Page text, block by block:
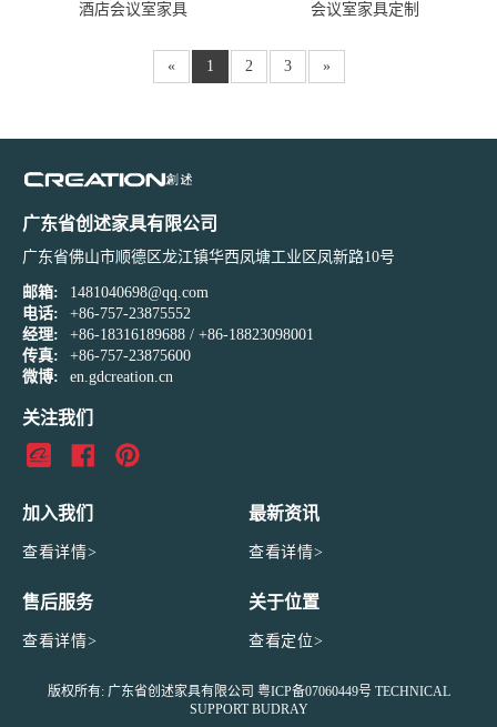
酒店会议室家具 会议室家具定制
« 1 2 3 »
广东省创述家具有限公司
广东省佛山市顺德区龙江镇华西凤塘工业区凤新路10号
邮箱:
1481040698@qq.com
电话:
+86-757-23875552
经理:
+86-18316189688 / +86-18823098001
传真:
+86-757-23875600
微博:
en.gdcreation.cn
关注我们
加入我们
查看详情>
最新资讯
查看详情>
售后服务
查看详情>
关于位置
查看定位>
版权所有: 广东省创述家具有限公司 粤ICP备07060449号 TECHNICAL
SUPPORTBUDRAY